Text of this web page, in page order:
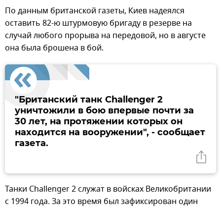
По данным британской газеты, Киев надеялся
оставить 82-ю штурмовую бригаду в резерве на
случай любого прорыва на передовой, но в августе
она была брошена в бой.
"Британский танк Challenger 2
уничтожили в бою впервые почти за
30 лет, на протяжении которых он
находится на вооружении", - сообщает
газета.
Танки Challenger 2 служат в войсках Великобритании
с 1994 года. За это время был зафиксирован один